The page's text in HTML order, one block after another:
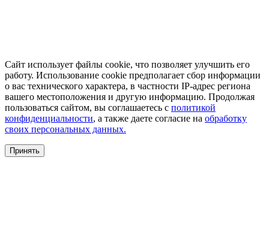
Сайт использует файлы cookie, что позволяет улучшить его
работу. Использование cookie предполагает сбор информации
о вас технического характера, в частности IP-адрес региона
вашего местоположения и другую информацию. Продолжая
пользоваться сайтом, вы соглашаетесь с политикой
конфиденциальности, а также даете согласие на обработку
своих персональных данных.
Принять